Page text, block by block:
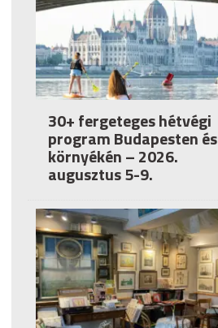
30+ fergeteges hétvégi
program Budapesten és
környékén – 2026.
augusztus 5-9.